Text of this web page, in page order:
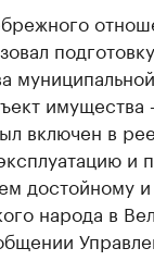
имущества
включен в
и
достойному
народа в